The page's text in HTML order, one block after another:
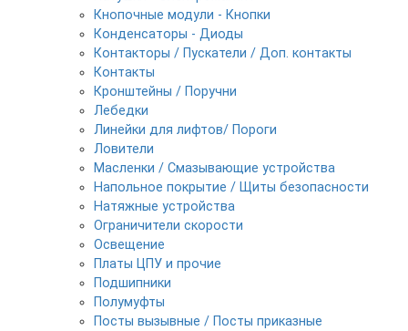
Кнопочные модули - Кнопки
Конденсаторы - Диоды
Контакторы / Пускатели / Доп. контакты
Контакты
Кронштейны / Поручни
Лебедки
Линейки для лифтов/ Пороги
Ловители
Масленки / Смазывающие устройства
Напольное покрытие / Щиты безопасности
Натяжные устройства
Ограничители скорости
Освещение
Платы ЦПУ и прочие
Подшипники
Полумуфты
Посты вызывные / Посты приказные